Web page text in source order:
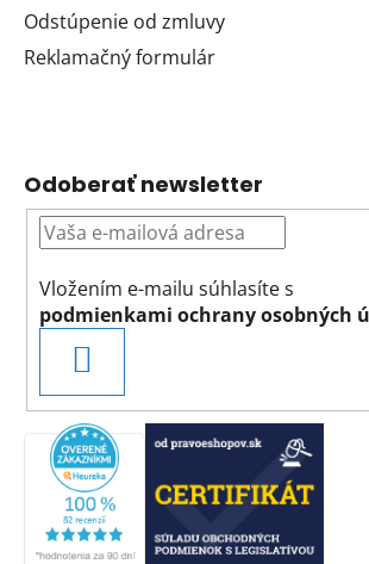
Odstúpenie od zmluvy
Reklamačný formulár
Odoberať newsletter
Vložením e-mailu súhlasíte s
podmienkami ochrany osobných
SA